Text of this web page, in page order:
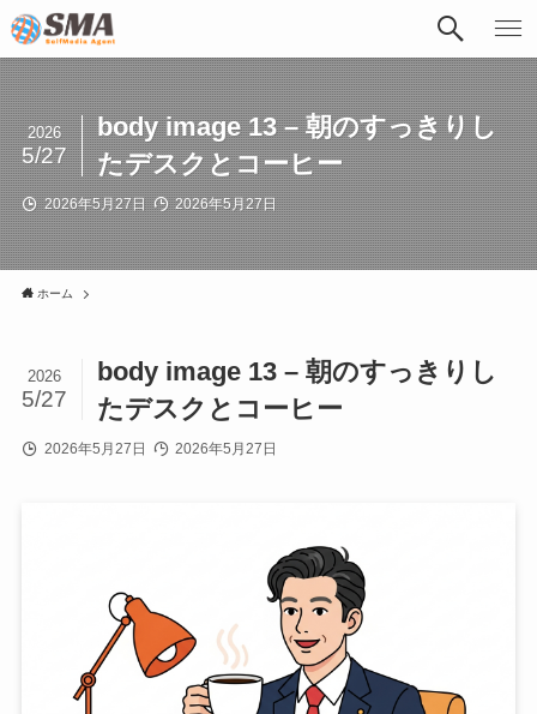
body image 13 – 朝のすっきりし
たデスクとコーヒー
2026
5/27
2026年5月27日 2026年5月27日
ホーム
body image 13 – 朝のすっきりし
たデスクとコーヒー
2026
5/27
2026年5月27日 2026年5月27日